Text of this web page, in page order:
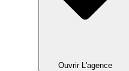
Ouvrir L'agence